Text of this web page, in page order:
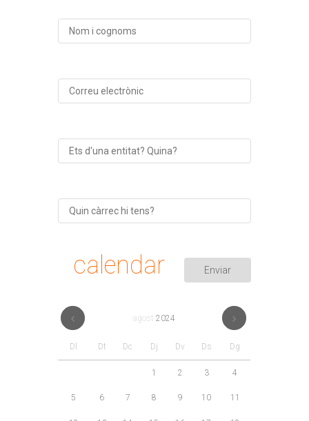
calendar
agost 2024
Dl Dt Dc Dj Dv Ds Dg
1 2 3 4
5 6 7 8 9 10 11